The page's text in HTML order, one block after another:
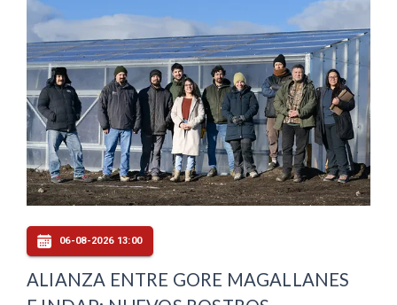
06-08-2026 13:00
ALIANZA ENTRE GORE MAGALLANES